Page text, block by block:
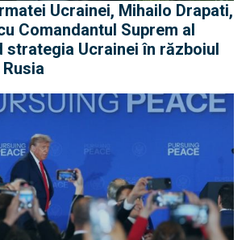
Ucrainei, Mihailo Drapati,
Comandantul Suprem al
strategia Ucrainei în războiul